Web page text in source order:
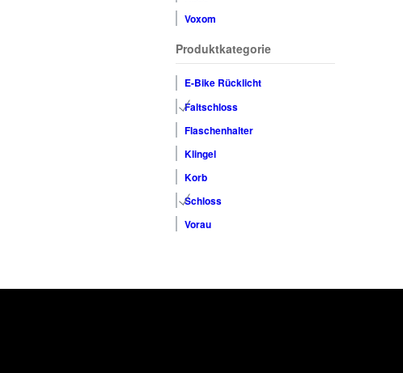
Voxom
Produktkategorie
E-Bike Rücklicht
Faltschloss
Flaschenhalter
Klingel
Korb
Schloss
Vorau